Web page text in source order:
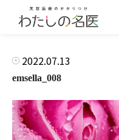
2022.07.13
emsella_008